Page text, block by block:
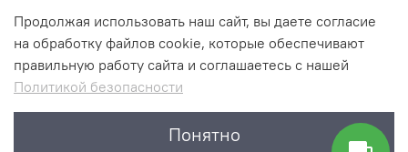
+74955870705
г Москва
Интернет-магазин NEBBIA.ONLINE
Продолжая использовать наш сайт, вы даете согласие
на обработку файлов cookie, которые обеспечивают
правильную работу сайта и соглашаетесь с нашей
Политикой безопасности
Понятно